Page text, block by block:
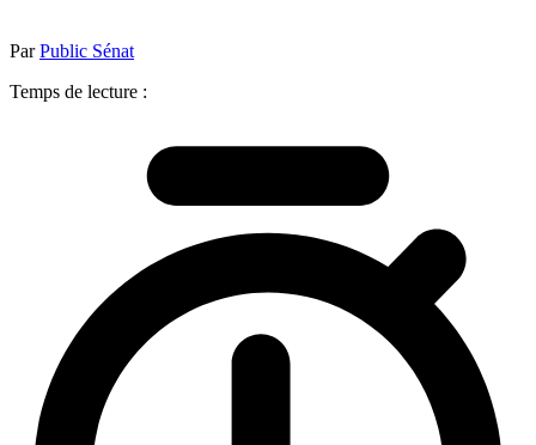
ParPublic Sénat
Temps de lecture :